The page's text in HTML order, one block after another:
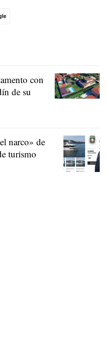
con
de su
narco» de
turismo